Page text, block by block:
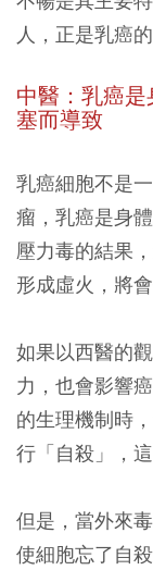
人，正是乳癌的
中醫：乳癌
塞而導致
乳癌細胞不是
瘤，乳癌是身
壓力毒的結果
形成虛火，將
如果以西醫的
力，也會影響
的生理機制時
行「自殺」，
但是，當外來
使細胞忘了自